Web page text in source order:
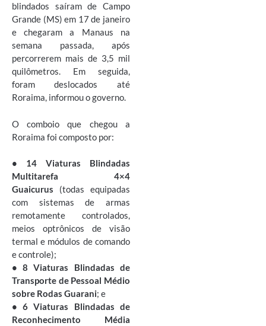
blindados saíram de Campo
Grande (MS) em 17 de janeiro
e chegaram a Manaus na
semana passada, após
percorrerem mais de 3,5 mil
quilômetros. Em seguida,
foram deslocados até
Roraima, informou o governo.
O comboio que chegou a
Roraima foi composto por:
• 14 Viaturas Blindadas
Multitarefa 4×4
Guaicurus (todas equipadas
com sistemas de armas
remotamente controlados,
meios optrônicos de visão
termal e módulos de comando
e controle);
• 8 Viaturas Blindadas de
Transporte de Pessoal Médio
sobre Rodas Guarani; e
• 6 Viaturas Blindadas de
Reconhecimento Média